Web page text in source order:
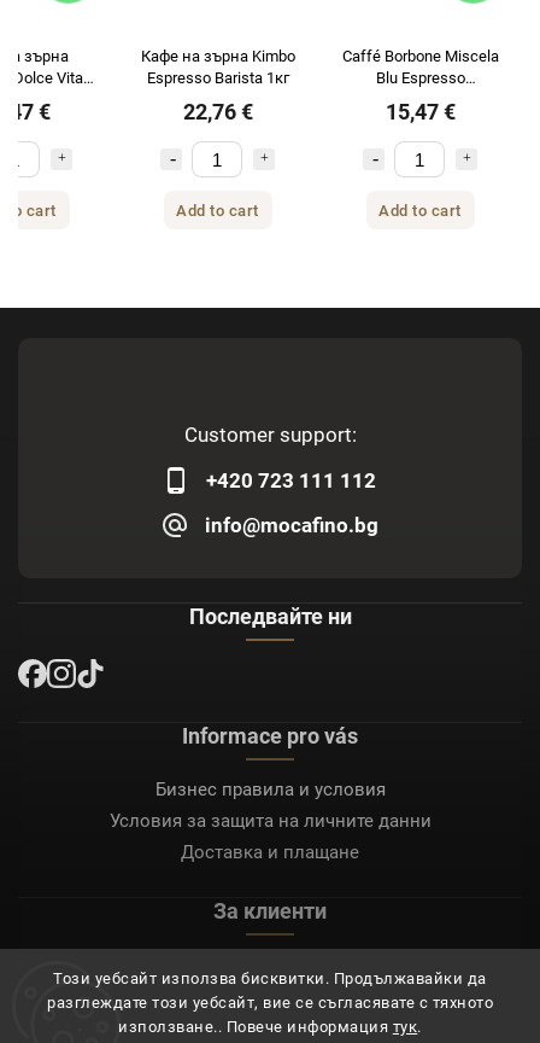
Този уебсайт използва бисквитки. Продължавайки да
разглеждате този уебсайт, вие се съгласявате с тяхното
използване.. Повече информация тук.
зърна
Dolce Vita
1кг
€
to cart
Кафе на зърна Kimbo
Espresso Barista 1кг
22,76 €
Add to cart
Caffé Borbone Miscela
Blu Espresso
CLASSICO кафе на
зърна 1 кг
15,47 €
Add to cart
Customer support:
+420 723 111 112
info@mocafino.bg
Последвайте ни
Informace pro vás
Бизнес правила и условия
Условия за защита на личните данни
Доставка и плащане
За клиенти
Регистрация
Вход